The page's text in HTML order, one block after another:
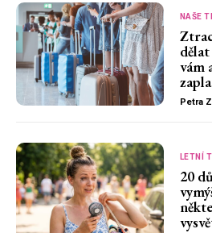
NAŠE
vám
Petra
LETNÍ
20